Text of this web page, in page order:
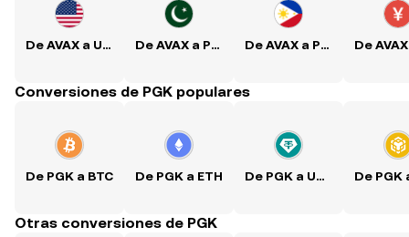
De AVAX a USD De AVAX a PKR De AVAX a PHP
Conversiones de PGK populares
De PGK a BTC De PGK a ETH De PGK a USDT
Otras conversiones de PGK